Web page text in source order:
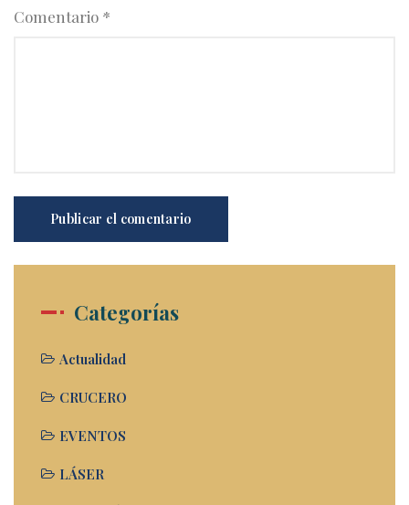
Comentario *
Categorías
Actualidad
CRUCERO
EVENTOS
LÁSER